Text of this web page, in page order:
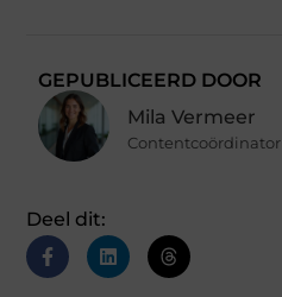
GEPUBLICEERD DOOR
Mila Vermeer
Contentcoördinator
Deel dit: